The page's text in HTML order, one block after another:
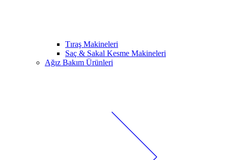
Tıraş Makineleri
Saç & Sakal Kesme Makineleri
Ağız Bakım Ürünleri